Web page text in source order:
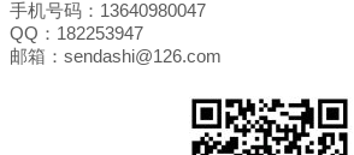
手机号码：13640980047
QQ：182253947
邮箱：sendashi@126.com